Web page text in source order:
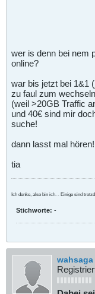
wer is denn bei nem
online?
war bis jetzt bei 1&1
zu faul zum
(weil >20GB Traffic
und 40€ sind mir
suche!
dann lasst mal hören!
tia
Ich denke, also bin ich. - Einige sind
Stichworte: -
wahsaga